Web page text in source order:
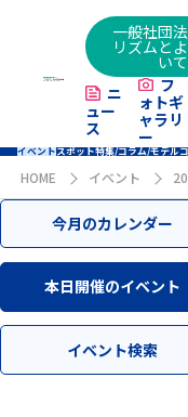
一般社団
リズムと
いて
ニ
ュー
ス
フ
ォトギ
ャラリ
ー
イベントスポット特集/コラム/モデル
HOME イベント
今月のカレンダー
本日開催のイベント
イベント検索